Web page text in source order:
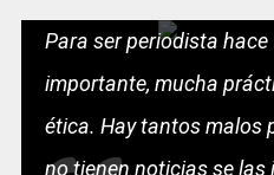
Para ser periodista
importante, mucha
ética. Hay tantos malos
no tienen noticias se las